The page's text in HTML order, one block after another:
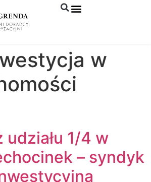
w
udziału 1/4 w
– syndyk